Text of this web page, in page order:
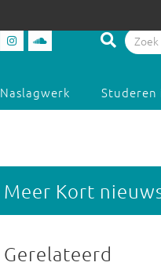
Naslagwerk
Meer Kort
Gerelateerd